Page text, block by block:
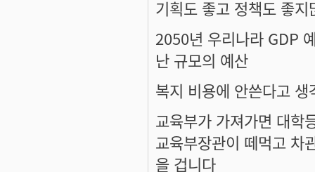
기획도 좋고 정책도 좋
2050년 우리나라 GDP
난 규모의 예산
복지 비용에 안쓴다고
교육부가 가져가면 대학
교육부장관이 떼먹고 차
을 겁니다